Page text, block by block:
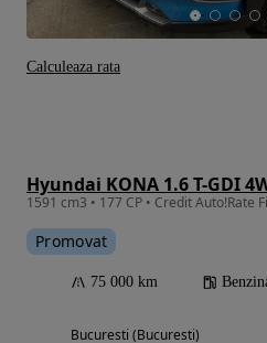
Hyundai KONA 1.6 T-GDI
1591 cm3 • 177 CP • Credit Auto!Rate
Promovat
75 000 km
Bucuresti (Bucuresti)
Calculeaza rata